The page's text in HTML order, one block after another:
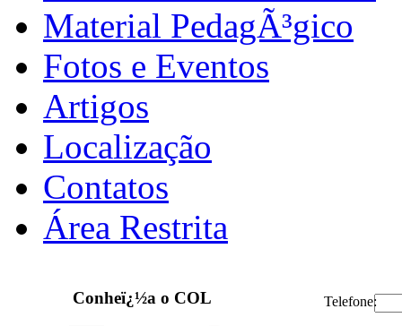
Material PedagÃ³gico
Fotos e Eventos
Artigos
Localização
Contatos
Área Restrita
Conheï¿½a o COL Telefone: